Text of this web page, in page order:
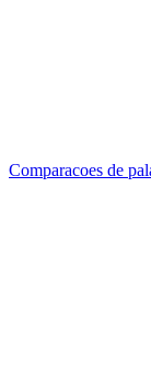
Comparacoes de